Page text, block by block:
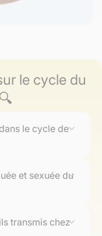
le cycle du
le cycle de
anophèle
par la phase
et sexuée du
rouges. La
transmis chez